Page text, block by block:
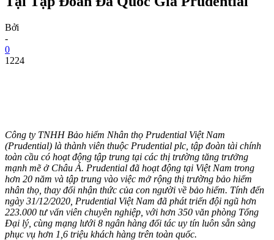
Bởi
-
0
1224
Công ty TNHH Bảo hiểm Nhân thọ Prudential Việt Nam
(Prudential) là thành viên thuộc Prudential plc, tập đoàn tài chính
toàn cầu có hoạt động tập trung tại các thị trường tăng trưởng
mạnh mẽ ở Châu Á. Prudential đã hoạt động tại Việt Nam trong
hơn 20 năm và tập trung vào việc mở rộng thị trường bảo hiểm
nhân thọ, thay đổi nhận thức của con người về bảo hiểm. Tính đến
ngày 31/12/2020, Prudential Việt Nam đã phát triển đội ngũ hơn
223.000 tư vấn viên chuyên nghiệp, với hơn 350 văn phòng Tổng
Đại lý, cùng mạng lưới 8 ngân hàng đối tác uy tín luôn sẵn sàng
phục vụ hơn 1,6 triệu khách hàng trên toàn quốc.